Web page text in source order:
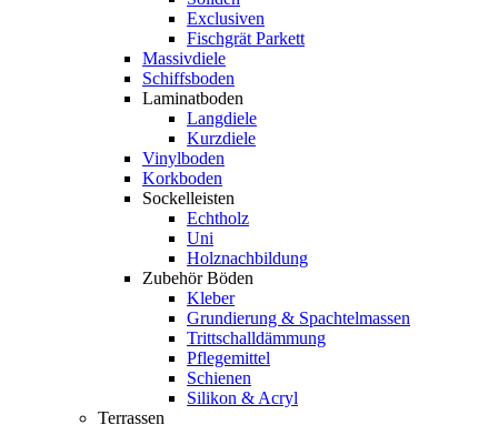
Exclusiven
Fischgrät Parkett
Massivdiele
Schiffsboden
Laminatboden
Langdiele
Kurzdiele
Vinylboden
Korkboden
Sockelleisten
Echtholz
Uni
Holznachbildung
Zubehör Böden
Kleber
Grundierung & Spachtelmassen
Trittschalldämmung
Pflegemittel
Schienen
Silikon & Acryl
Terrassen